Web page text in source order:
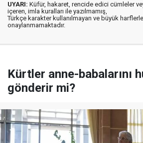
UYARI: Küfür, hakaret, rencide edici cümleler
içeren, imla kuralları ile yazılmamış,
Türkçe karakter kullanılmayan ve büyük
onaylanmamaktadır.
Kürtler anne-babalarını
gönderir mi?